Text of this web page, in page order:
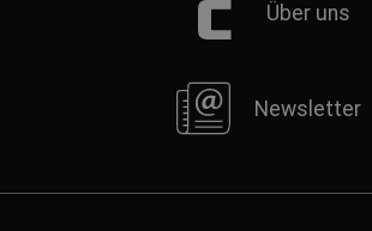
Über uns
Newsletter